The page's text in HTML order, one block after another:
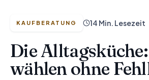
KAUFBERATUNG 14 Min. Lesezeit
Die
wählen ohne